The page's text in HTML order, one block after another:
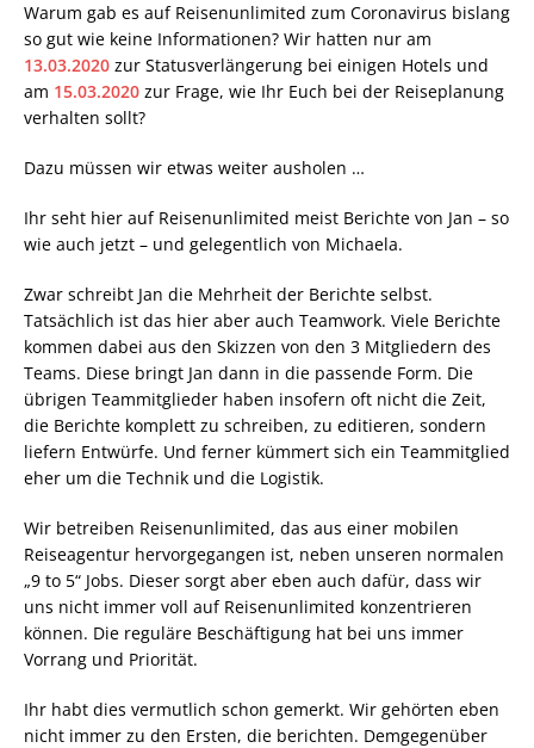
Warum gab es auf Reisenunlimited zum Coronavirus bislang
so gut wie keine Informationen? Wir hatten nur am
13.03.2020 zur Statusverlängerung bei einigen Hotels und
am 15.03.2020 zur Frage, wie Ihr Euch bei der Reiseplanung
verhalten sollt?
Dazu müssen wir etwas weiter ausholen …
Ihr seht hier auf Reisenunlimited meist Berichte von Jan – so
wie auch jetzt – und gelegentlich von Michaela.
Zwar schreibt Jan die Mehrheit der Berichte selbst.
Tatsächlich ist das hier aber auch Teamwork. Viele Berichte
kommen dabei aus den Skizzen von den 3 Mitgliedern des
Teams. Diese bringt Jan dann in die passende Form. Die
übrigen Teammitglieder haben insofern oft nicht die Zeit,
die Berichte komplett zu schreiben, zu editieren, sondern
liefern Entwürfe. Und ferner kümmert sich ein Teammitglied
eher um die Technik und die Logistik.
Wir betreiben Reisenunlimited, das aus einer mobilen
Reiseagentur hervorgegangen ist, neben unseren normalen
„9 to 5“ Jobs. Dieser sorgt aber eben auch dafür, dass wir
uns nicht immer voll auf Reisenunlimited konzentrieren
können. Die reguläre Beschäftigung hat bei uns immer
Vorrang und Priorität.
Ihr habt dies vermutlich schon gemerkt. Wir gehörten eben
nicht immer zu den Ersten, die berichten. Demgegenüber